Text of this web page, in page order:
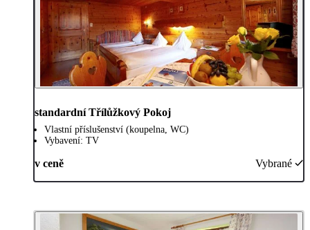
standardní Třílůžkový Pokoj
Vlastní příslušenství (koupelna, WC)
Vybavení: TV
v ceně Vybrané